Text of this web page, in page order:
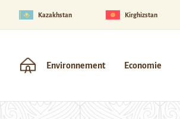
Kazakhstan Kirghizstan
Environnement Economie